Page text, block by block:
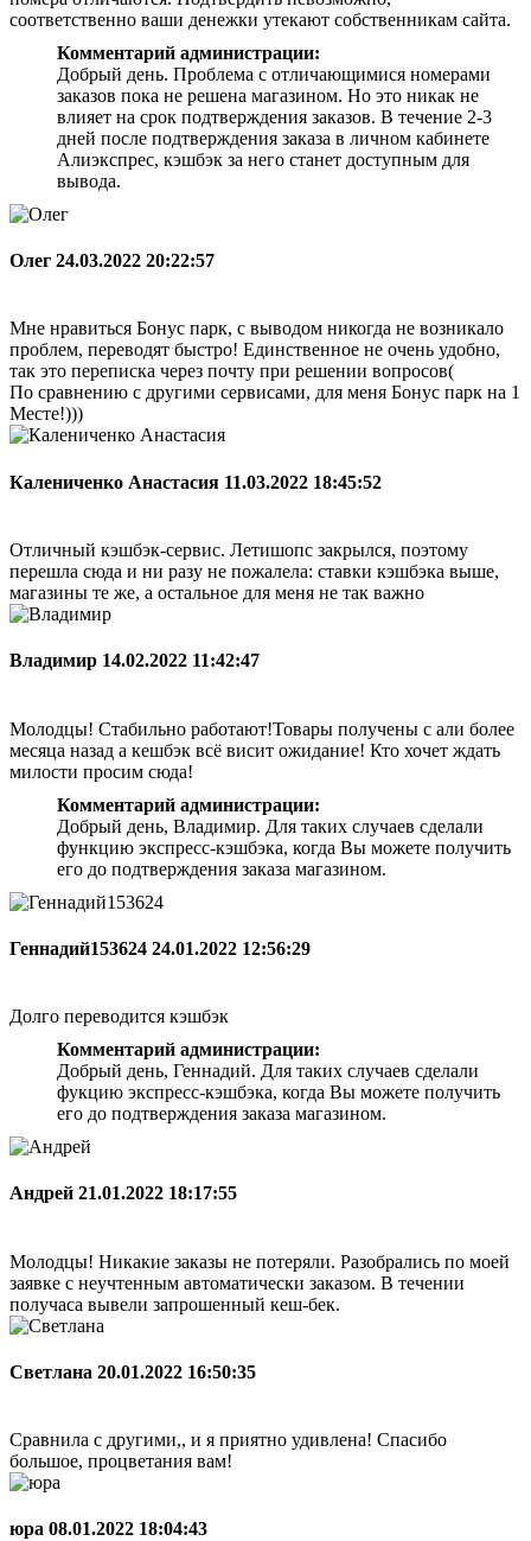
соответственно ваши денежки утекают собственникам сайта.
Комментарий администрации:
Добрый день. Проблема с отличающимися номерами
заказов пока не решена магазином. Но это никак не
влияет на срок подтверждения заказов. В течение 2-3
дней после подтверждения заказа в личном кабинете
Алиэкспрес, кэшбэк за него станет доступным для
вывода.
Олег 24.03.2022 20:22:57
Мне нравиться Бонус парк, с выводом никогда не возникало
проблем, переводят быстро! Единственное не очень удобно,
так это переписка через почту при решении вопросов(
По сравнению с другими сервисами, для меня Бонус парк на 1
Месте!)))
Калениченко Анастасия 11.03.2022 18:45:52
Отличный кэшбэк-сервис. Летишопс закрылся, поэтому
перешла сюда и ни разу не пожалела: ставки кэшбэка выше,
магазины те же, а остальное для меня не так важно
Владимир 14.02.2022 11:42:47
Молодцы! Стабильно работают!Товары получены с али более
месяца назад а кешбэк всё висит ожидание! Кто хочет ждать
милости просим сюда!
Комментарий администрации:
Добрый день, Владимир. Для таких случаев сделали
функцию экспресс-кэшбэка, когда Вы можете получить
его до подтверждения заказа магазином.
Геннадий153624 24.01.2022 12:56:29
Долго переводится кэшбэк
Комментарий администрации:
Добрый день, Геннадий. Для таких случаев сделали
фукцию экспресс-кэшбэка, когда Вы можете получить
его до подтверждения заказа магазином.
Андрей 21.01.2022 18:17:55
Молодцы! Никакие заказы не потеряли. Разобрались по моей
заявке с неучтенным автоматически заказом. В течении
получаса вывели запрошенный кеш-бек.
Светлана 20.01.2022 16:50:35
Сравнила с другими,, и я приятно удивлена! Спасибо
большое, процветания вам!
юра 08.01.2022 18:04:43